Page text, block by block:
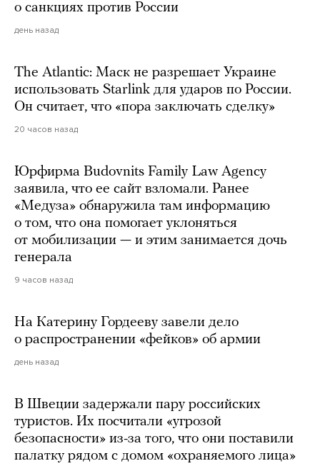
о санкциях против России
день назад
The Atlantic: Маск не разрешает Украине
использовать Starlink для ударов по России.
Он считает, что «пора заключать сделку»
20 часов назад
Юрфирма Budovnits Family Law Agency
заявила, что ее сайт взломали. Ранее
«Медуза» обнаружила там информацию
о том, что она помогает уклоняться
от мобилизации — и этим занимается дочь
генерала
9 часов назад
На Катерину Гордееву завели дело
о распространении «фейков» об армии
день назад
В Швеции задержали пару российских
туристов. Их посчитали «угрозой
безопасности» из-за того, что они поставили
палатку рядом с домом «охраняемого лица»